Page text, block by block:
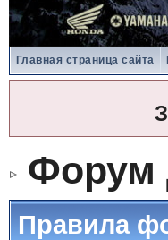
Главная страница сайта
Форум
Правила